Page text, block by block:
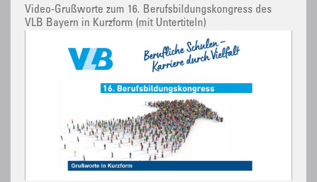
Video-Grußworte zum 16. Berufsbildungskongress des
VLB Bayern in Kurzform (mit Untertiteln)